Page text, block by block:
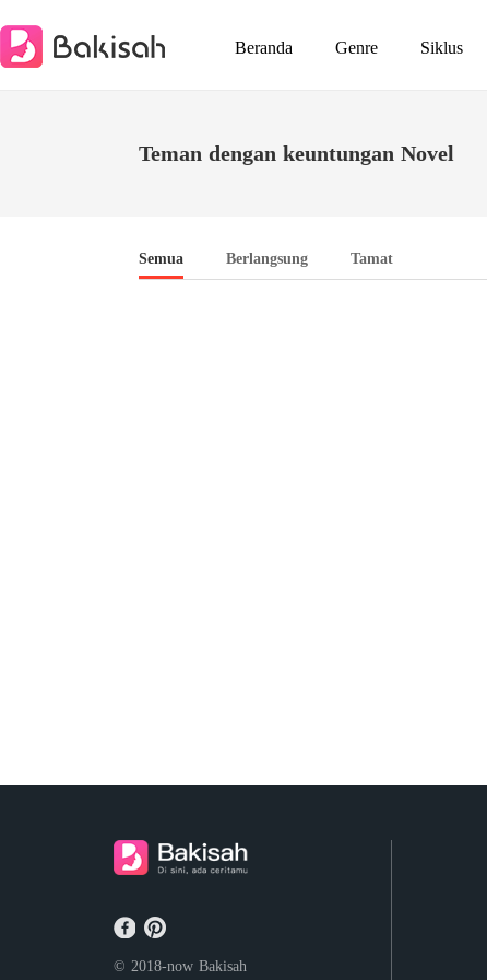
Beranda Genre Siklus
Teman dengan keuntungan Novel
Semua Berlangsung Tamat
© 2018-nowBakisah